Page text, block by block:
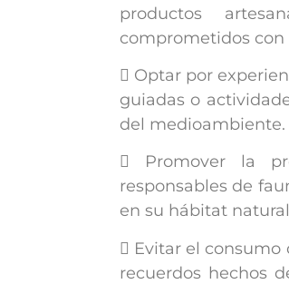
productos
comprometidos con
 Optar por
guiadas o
del medioambiente.
 Promover la
responsables de
en su hábitat
 Evitar el
recuerdos hechos